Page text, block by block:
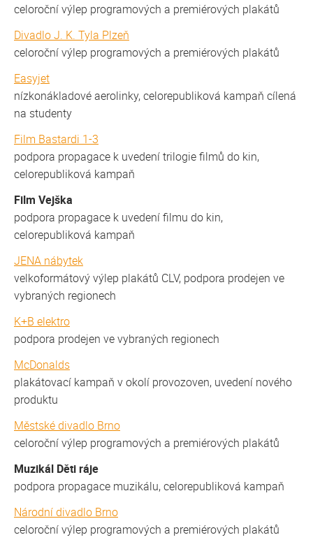
celoroční výlep programových a premiérových plakátů
Divadlo J. K. Tyla Plzeň
celoroční výlep programových a premiérových plakátů
Easyjet
nízkonákladové aerolinky, celorepubliková kampaň cílená
na studenty
Film Bastardi 1-3
podpora propagace k uvedení trilogie filmů do kin,
celorepubliková kampaň
Film Vejška
podpora propagace k uvedení filmu do kin,
celorepubliková kampaň
JENA nábytek
velkoformátový výlep plakátů CLV, podpora prodejen ve
vybraných regionech
K+B elektro
podpora prodejen ve vybraných regionech
McDonalds
plakátovací kampaň v okolí provozoven, uvedení nového
produktu
Městské divadlo Brno
celoroční výlep programových a premiérových plakátů
Muzikál Děti ráje
podpora propagace muzikálu, celorepubliková kampaň
Národní divadlo Brno
celoroční výlep programových a premiérových plakátů